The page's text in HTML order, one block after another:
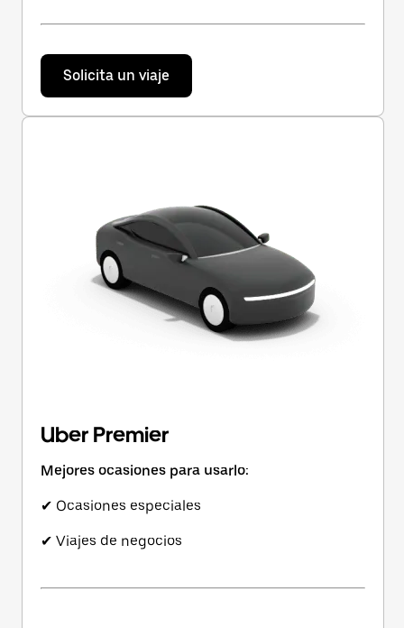
Solicita un viaje
Uber Premier
Mejores ocasiones para usarlo:
✔ Ocasiones especiales
✔ Viajes de negocios